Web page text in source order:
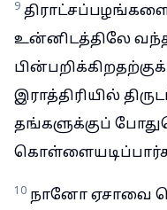
9
உன்னிடத்திலே
இராத்திரியில்
தங்களுக்குப்
10 நானோ ஏசாவை